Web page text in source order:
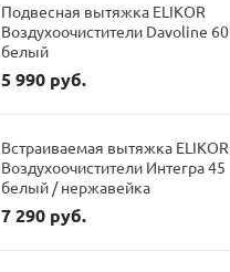
Подвесная вытяжка ELIKOR
Воздухоочистители Davoline 60
белый
5 990 руб.
Встраиваемая вытяжка ELIKOR
Воздухоочистители Интегра 45
белый / нержавейка
7 290 руб.